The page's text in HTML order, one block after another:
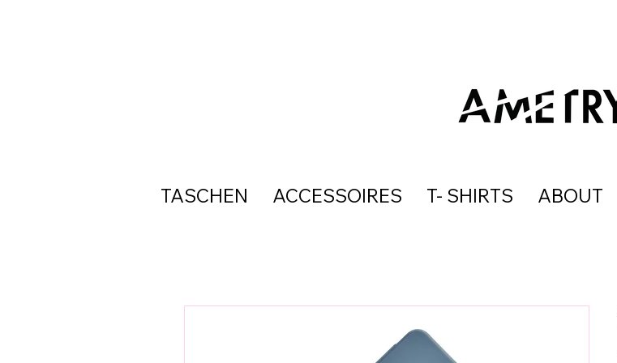
TASCHEN ACCESSOIRES T- SHIRTS ABOUT